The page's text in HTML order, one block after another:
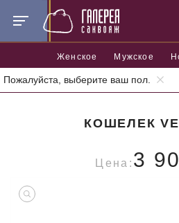
Женское Мужское
Пожалуйста, выберите ваш пол.
Главная Аксессуары Кошельки
КОШЕЛЕК
Цена: 3